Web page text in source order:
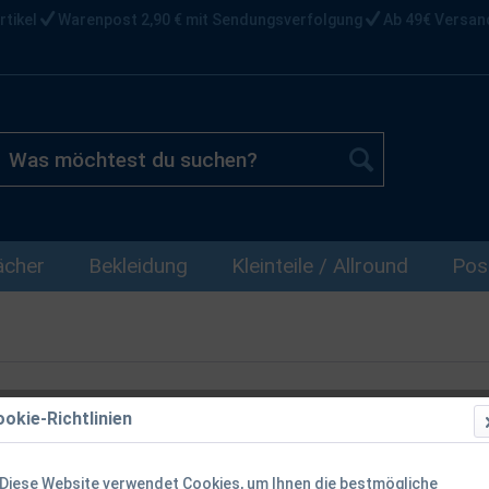
Warenpost 2,90 € mit Sendungsverfolgung Ab 49€
Bekleidung Kleinteile / Allround
Balzer
Richtlinien
Diese Website verwendet Cookies, um Ihnen die bestmögliche